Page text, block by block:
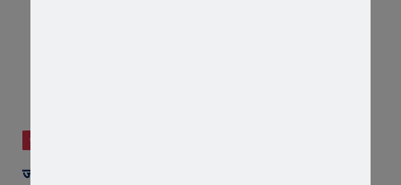
जावरा
जावरा के आनंदी हनुमान मुक्तिधाम में महादेव प्रतिमा का भूमि पूजन,